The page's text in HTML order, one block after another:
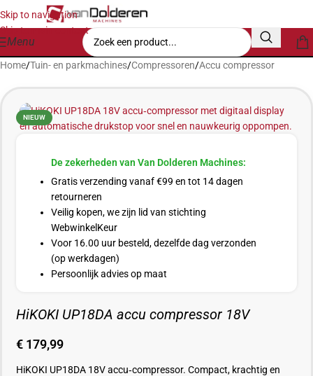
Skip to navigation
Skip to main content
Menu
Home/Tuin- en parkmachines/Compressoren/Accu compressor
NIEUW
De zekerheden van Van Dolderen Machines:
Gratis verzending vanaf €99 en tot 14 dagen
retourneren
Veilig kopen, we zijn lid van stichting
WebwinkelKeur
Voor 16.00 uur besteld, dezelfde dag verzonden
(op werkdagen)
Persoonlijk advies op maat
HiKOKI UP18DA accu compressor 18V
€ 179,99
HiKOKI UP18DA 18V accu‑compressor. Compact, krachtig en